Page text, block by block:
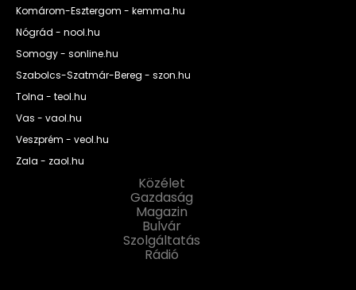
Komárom-Esztergom - kemma.hu
Nógrád - nool.hu
Somogy - sonline.hu
Szabolcs-Szatmár-Bereg - szon.hu
Tolna - teol.hu
Vas - vaol.hu
Veszprém - veol.hu
Zala - zaol.hu
Közélet
Gazdaság
Magazin
Bulvár
Szolgáltatás
Rádió